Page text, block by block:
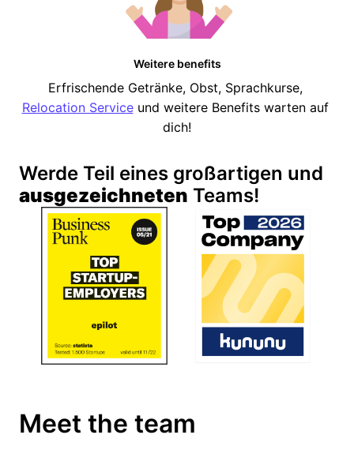
Weitere benefits
Erfrischende Getränke, Obst, Sprachkurse,
Relocation Service und weitere Benefits warten auf
dich!
ausgezeichneten Teams!
Meet the team